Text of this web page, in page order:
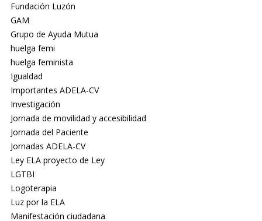
Fundación Luzón
GAM
Grupo de Ayuda Mutua
huelga femi
huelga feminista
Igualdad
Importantes ADELA-CV
Investigación
Jornada de movilidad y accesibilidad
Jornada del Paciente
Jornadas ADELA-CV
Ley ELA proyecto de Ley
LGTBI
Logoterapia
Luz por la ELA
Manifestación ciudadana